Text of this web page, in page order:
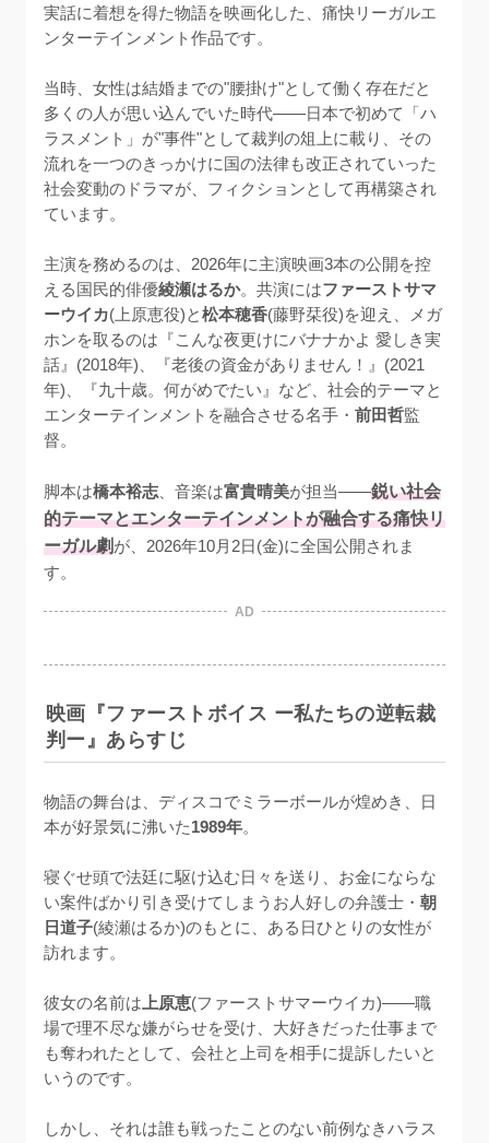
実話に着想を得た物語を映画化した、痛快リーガルエ
ンターテインメント作品です。
当時、女性は結婚までの"腰掛け"として働く存在だと
多くの人が思い込んでいた時代——日本で初めて「ハ
ラスメント」が"事件"として裁判の俎上に載り、その
流れを一つのきっかけに国の法律も改正されていった
社会変動のドラマが、フィクションとして再構築され
ています。
主演を務めるのは、2026年に主演映画3本の公開を控
える国民的俳優綾瀬はるか。共演にはファーストサマ
ーウイカ(上原恵役)と松本穂香(藤野栞役)を迎え、メガ
ホンを取るのは『こんな夜更けにバナナかよ 愛しき実
話』(2018年)、『老後の資金がありません！』(2021
年)、『九十歳。何がめでたい』など、社会的テーマと
エンターテインメントを融合させる名手・ 前田哲監
督。
脚本は橋本裕志 、音楽は富貴晴美が担当——鋭い社会
的テーマとエンターテインメントが融合する痛快リ
ーガル劇が、2026年10月2日(金)に全国公開されま
す。
AD
映画『ファーストボイス ー私たちの逆転裁
判ー』あらすじ
物語の舞台は、ディスコでミラーボールが煌めき、日
本が好景気に沸いた1989年。
寝ぐせ頭で法廷に駆け込む日々を送り、お金にならな
い案件ばかり引き受けてしまうお人好しの弁護士・ 朝
日道子(綾瀬はるか)のもとに、ある日ひとりの女性が
訪れます。
彼女の名前は 上原恵(ファーストサマーウイカ)——職
場で理不尽な嫌がらせを受け、大好きだった仕事まで
も奪われたとして、会社と上司を相手に提訴したいと
いうのです。
しかし、それは誰も戦ったことのない前例なきハラス